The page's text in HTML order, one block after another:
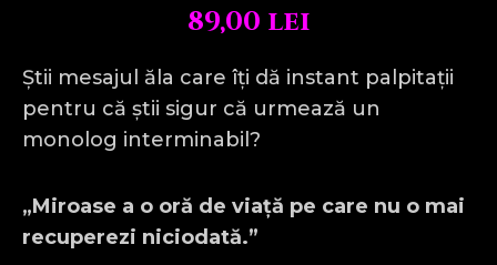
89,00 lei
Știi mesajul ăla care îți dă instant palpitații
pentru că știi sigur că urmează un
monolog interminabil?
„Miroase a o oră de viață pe care nu o mai
recuperezi niciodată.”